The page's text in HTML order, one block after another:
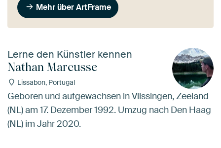
Mehr über ArtFrame
Lerne den Künstler kennen
Nathan Marcusse
Lissabon, Portugal
Geboren und aufgewachsen in Vlissingen, Zeeland
(NL) am 17. Dezember 1992. Umzug nach Den Haag
(NL) im Jahr 2020.